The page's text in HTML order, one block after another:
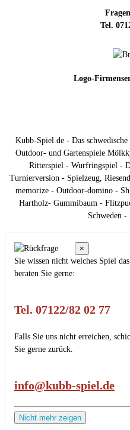
Tel.
Logo-
Kubb-Spiel.de - Das
Outdoor- und Gartenspiele
Ritterspiel - Wurfringspiel -
Turnierversion - Spielzeug,
memorize - Outdoor-domino -
Hartholz- Gummibaum -
Schweden -
×
Sie wissen nicht welches Spiel
beraten Sie gerne:
Tel. 07122/82 02 77
Falls Sie uns nicht erreichen,
Sie gerne zurück.
info@kubb-spiel.de
Nicht mehr zeigen